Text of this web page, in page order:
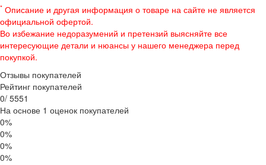
* Описание и другая информация о товаре на сайте не является
официальной офертой.
Во избежание недоразумений и претензий выясняйте все
интересующие детали и нюансы у нашего менеджера перед
покупкой.
Отзывы покупателей
Рейтинг покупателей
0/ 5551
На основе 1 оценок покупателей
0%
0%
0%
0%